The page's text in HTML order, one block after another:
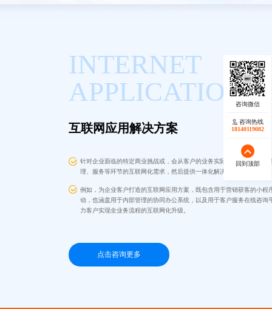
INTERNET
APPLICATION
互联网应用解决方案
针对企业面临的特定商业挑战或，会从客户的业务实际出发，梳理其在
理、服务等环节的互联网化需求，然后提供一体化解决方案。
例如，为企业客户打造的互联网应用方案，既包含用于营销获客的小程
动，也涵盖用于内部管理的协同办公系统，以及用于客户服务在线咨询
力客户实现全业务流程的互联网化升级。
点击咨询更多
咨询热线
18140119082
回到顶部